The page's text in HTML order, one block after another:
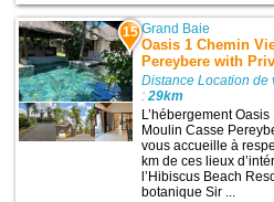
15 Grand Baie
Oasis 1 Chemin
Pereybere with
Distance Location de
:29km
L’hébergement
Moulin Casse
vous accueille à
km de ces lieux
l’Hibiscus Beach
botanique Sir ...